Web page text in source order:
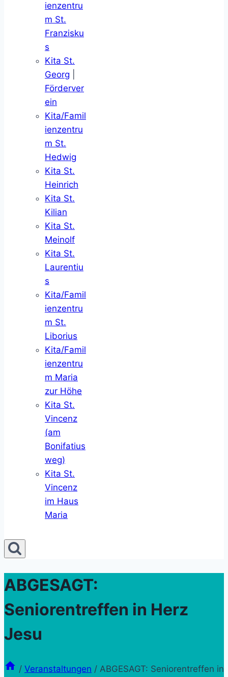
ienzentru
m St.
Franzisku
s
Kita St.
Georg
Förderver
ein
Kita/Famil
ienzentru
m St.
Hedwig
Kita St.
Heinrich
Kita St.
Kilian
Kita St.
Meinolf
Kita St.
Laurentiu
s
Kita/Famil
ienzentru
m St.
Liborius
Kita/Famil
ienzentru
m Maria
zur Höhe
Kita St.
Vincenz
(am
Bonifatius
weg)
Kita St.
Vincenz
im Haus
Maria
ABGESAGT:
Seniorentreffen in Herz
Jesu
/ Veranstaltungen / ABGESAGT: Seniorentreffen in